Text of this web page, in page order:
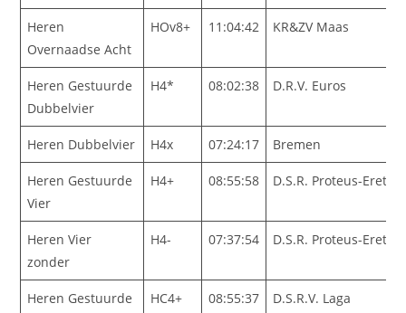
Heren
Overnaadse Acht
HOv8+ 11:04:42 KR&ZV Maas
Heren Gestuurde
Dubbelvier
H4* 08:02:38 D.R.V. Euros
Heren Dubbelvier H4x 07:24:17 Bremen
Heren Gestuurde
Vier
H4+ 08:55:58 D.S.R. Proteus-Eretes
Heren Vier
zonder
H4- 07:37:54 D.S.R. Proteus-Eretes
Heren Gestuurde
HC4+ 08:55:37 D.S.R.V. Laga